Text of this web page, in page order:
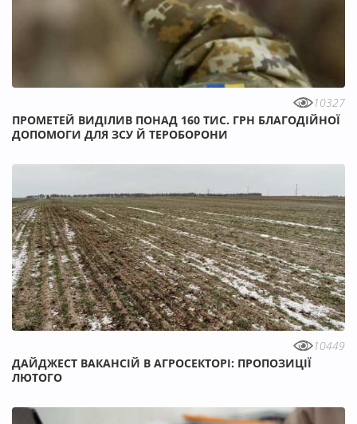
10327
ПРОМЕТЕЙ ВИДІЛИВ ПОНАД 160 ТИС. ГРН БЛАГОДІЙНОЇ
ДОПОМОГИ ДЛЯ ЗСУ Й ТЕРОБОРОНИ
10449
ДАЙДЖЕСТ ВАКАНСІЙ В АГРОСЕКТОРІ: ПРОПОЗИЦІЇ
ЛЮТОГО